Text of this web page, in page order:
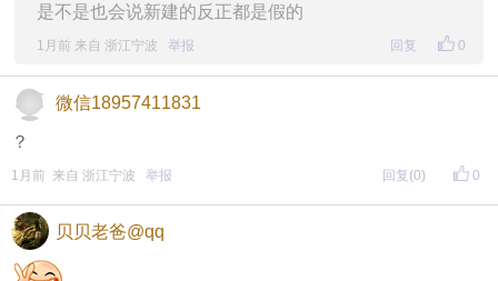
是不是也会说新建的反正都是假的
0
1月前 来自 浙江宁波 举报 回复
微信18957411831
？
0
1月前 来自 浙江宁波 举报 回复 (0)
贝贝老爸@qq